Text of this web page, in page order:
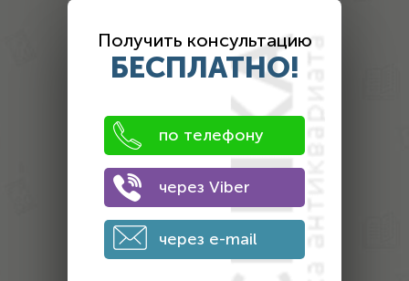
фото 3
фото 4 фото 5 фото 6
2. Оставьте контактные данные
Получить консультацию
БЕСПЛАТНО!
по телефону
через Viber
через e-mail